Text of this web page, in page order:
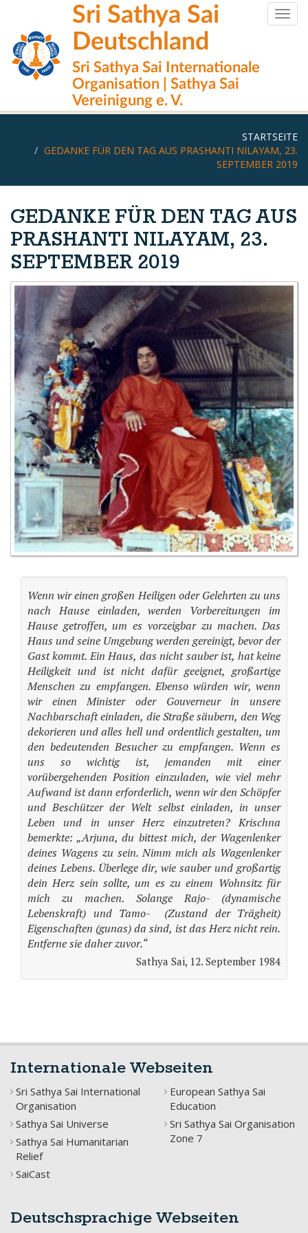
Inhalt
Sri Sathya Sai
Deutschland
Sri Sathya Sai Internationale
Organisation | Sathya Sai
Vereinigung e. V.
STARTSEITE
GEDANKE FÜR DEN TAG AUS PRASHANTI NILAYAM, 23.
SEPTEMBER 2019
GEDANKE FÜR DEN TAG AUS
PRASHANTI NILAYAM, 23.
SEPTEMBER 2019
Wenn wir einen großen Heiligen oder Gelehrten zu uns
nach Hause einladen, werden Vorbereitungen im
Hause getroffen, um es vorzeigbar zu machen. Das
Haus und seine Umgebung werden gereinigt, bevor der
Gast kommt. Ein Haus, das nicht sauber ist, hat keine
Heiligkeit und ist nicht dafür geeignet, großartige
Menschen zu empfangen. Ebenso würden wir, wenn
wir einen Minister oder Gouverneur in unsere
Nachbarschaft einladen, die Straße säubern, den Weg
dekorieren und alles hell und ordentlich gestalten, um
den bedeutenden Besucher zu empfangen. Wenn es
uns so wichtig ist, jemanden mit einer
vorübergehenden Position einzuladen, wie viel mehr
Aufwand ist dann erforderlich, wenn wir den Schöpfer
und Beschützer der Welt selbst einladen, in unser
Leben und in unser Herz einzutreten? Krischna
bemerkte: „Arjuna, du bittest mich, der Wagenlenker
deines Wagens zu sein. Nimm mich als Wagenlenker
deines Lebens. Überlege dir, wie sauber und großartig
dein Herz sein sollte, um es zu einem Wohnsitz für
mich zu machen. Solange Rajo- (dynamische
Lebenskraft) und Tamo- (Zustand der Trägheit)
Eigenschaften (gunas) da sind, ist das Herz nicht rein.
Entferne sie daher zuvor.“
Sathya Sai, 12. September 1984
Internationale Webseiten
Sri Sathya Sai International
Organisation
Sathya Sai Universe
Sathya Sai Humanitarian
Relief
SaiCast
European Sathya Sai
Education
Sri Sathya Sai Organisation
Zone 7
Deutschsprachige Webseiten